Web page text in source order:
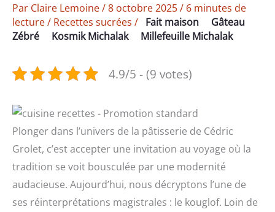
Par Claire Lemoine/8 octobre 2025/ 6 minutes de
lecture/ Recettes sucrées / Fait maison
Gâteau
Zébré
Kosmik Michalak Millefeuille Michalak
4.9/5 - (9 votes)
Plonger dans l’univers de la pâtisserie de Cédric
Grolet, c’est accepter une invitation au voyage où la
tradition se voit bousculée par une modernité
audacieuse. Aujourd’hui, nous décryptons l’une de
ses réinterprétations magistrales : le kouglof. Loin de